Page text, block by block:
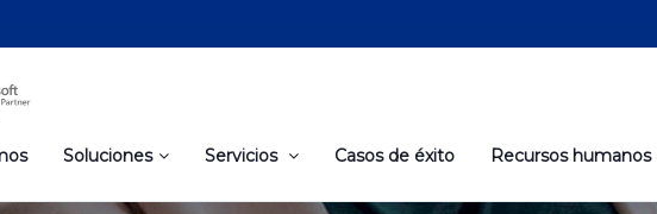
Soluciones Servicios Casos de éxito Recursos humanos